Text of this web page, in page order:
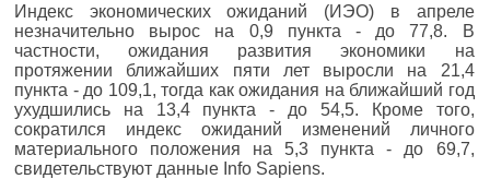
Индекс экономических ожиданий (ИЭО) в апреле
незначительно вырос на 0,9 пункта - до 77,8. В
частности, ожидания развития экономики на
протяжении ближайших пяти лет выросли на 21,4
пункта - до 109,1, тогда как ожидания на ближайший год
ухудшились на 13,4 пункта - до 54,5. Кроме того,
сократился индекс ожиданий изменений личного
материального положения на 5,3 пункта - до 69,7,
свидетельствуют данные Info Sapiens.